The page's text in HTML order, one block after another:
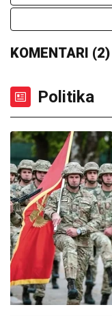
KOMENTARI (2)
Politika